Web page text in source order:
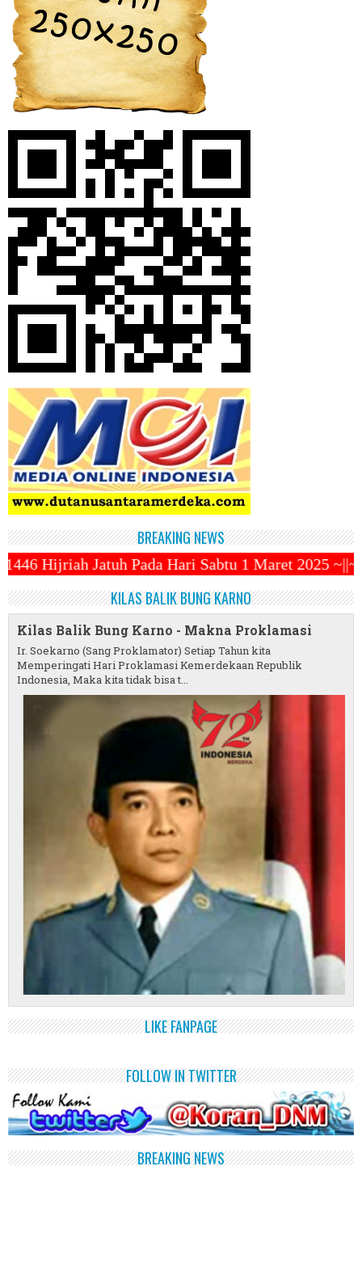
BREAKING NEWS
Hari Sabtu 1 Maret 2025 ~||~ 1 Syawal Jatuh
KILAS BALIK BUNG KARNO
Kilas Balik Bung Karno - Makna Proklamasi
Ir. Soekarno (Sang Proklamator) Setiap Tahun kita
Memperingati Hari Proklamasi Kemerdekaan Republik
Indonesia, Maka kita tidak bisa t...
LIKE FANPAGE
FOLLOW IN TWITTER
BREAKING NEWS